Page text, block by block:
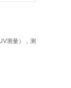
测量），测